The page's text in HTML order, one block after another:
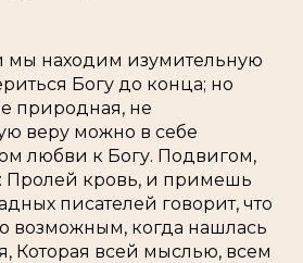
находим изумительную
Богу до конца; но
природная, не
веру можно в себе
любви к Богу. Подвигом,
Пролей кровь, и примешь
писателей говорит, что
возможным, когда нашлась
Которая всей мыслью, всем